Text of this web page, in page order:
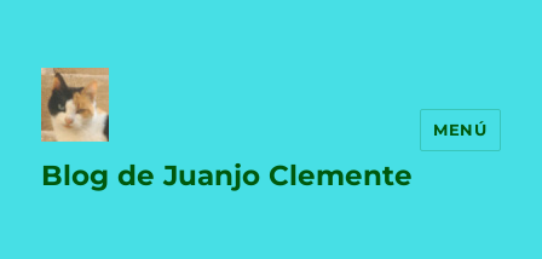
Blog de Juanjo Clemente
MENÚ